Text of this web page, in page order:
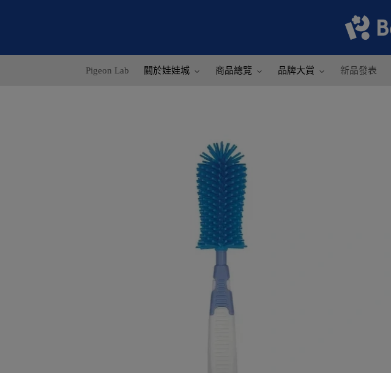
Pigeon Lab 關於娃娃城 商品總覽 品牌大賞 新品發表